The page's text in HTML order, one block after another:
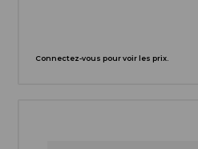
Connectez-vous pour voir les prix.